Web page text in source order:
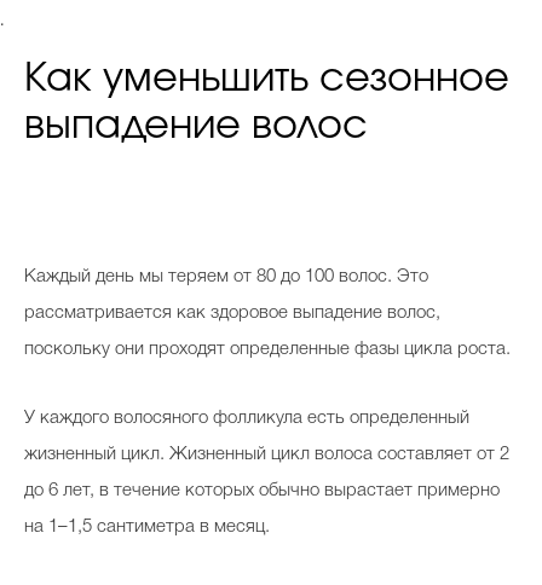
.
Как уменьшить сезонное
выпадение волос
Каждый день мы теряем от 80 до 100 волос. Это
рассматривается как здоровое выпадение волос,
поскольку они проходят определенные фазы цикла роста.
У каждого волосяного фолликула есть определенный
жизненный цикл. Жизненный цикл волоса составляет от 2
до 6 лет, в течение которых обычно вырастает примерно
на 1–1,5 сантиметра в месяц.